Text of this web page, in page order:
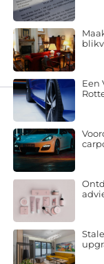
Een